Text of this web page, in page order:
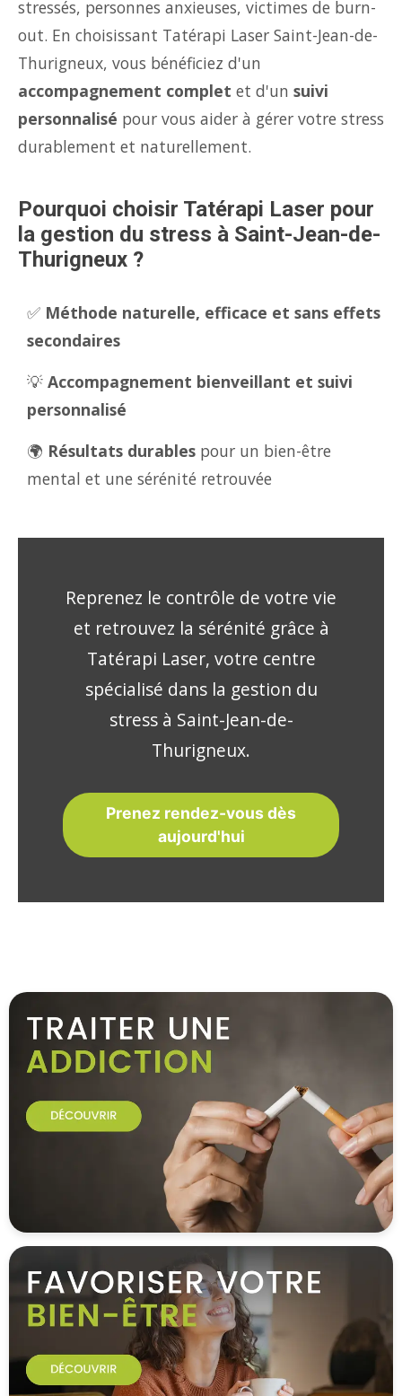
stressés, personnes anxieuses, victimes de burn-
out. En choisissant Tatérapi Laser Saint-Jean-de-
Thurigneux, vous bénéficiez d'un
accompagnement complet et d'un suivi
personnalisé pour vous aider à gérer votre stress
durablement et naturellement.
Pourquoi choisir Tatérapi Laser pour
la gestion du stress à Saint-Jean-de-
Thurigneux ?
✅ Méthode naturelle, efficace et sans effets
secondaires
💡 Accompagnement bienveillant et suivi
personnalisé
🌍 Résultats durables pour un bien-être
mental et une sérénité retrouvée
Reprenez le contrôle de votre vie
et retrouvez la sérénité grâce à
Tatérapi Laser, votre centre
spécialisé dans la gestion du
stress à Saint-Jean-de-
Thurigneux.
Prenez rendez-vous dès
aujourd'hui